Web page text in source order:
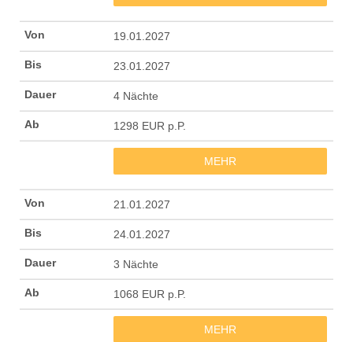
19.01.2027
23.01.2027
4 Nächte
1298 EUR p.P.
MEHR
21.01.2027
24.01.2027
3 Nächte
1068 EUR p.P.
MEHR